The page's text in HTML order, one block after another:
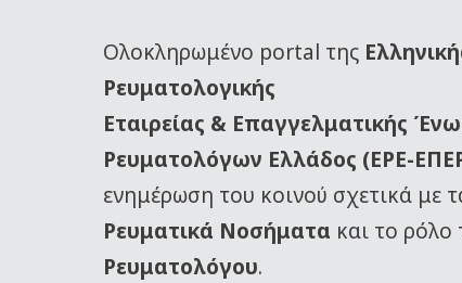
Oλοκληρωμένο portal της
Ρευματολογικής
Εταιρείας & Επαγγελματικής
Ρευματολόγων Ελλάδος (ΕΡΕ-
ενημέρωση του κοινού σχετικά με
Ρευματικά Νοσήματα και το ρόλο
Ρευματολόγου.